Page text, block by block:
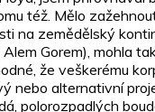
též. Mělo
na zemědělský
Gorem), mohla
že veškerému
nebo alternativní
polorozpadlých